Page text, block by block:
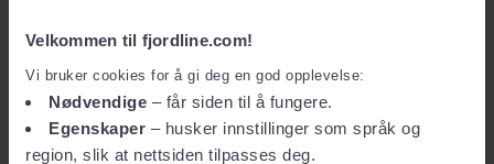
Velkommen til fjordline.com!
Vi bruker cookies for å gi deg en god opplevelse:
Nødvendige – får siden til å fungere.
Egenskaper – husker innstillinger som språk og
region, slik at nettsiden tilpasses deg.